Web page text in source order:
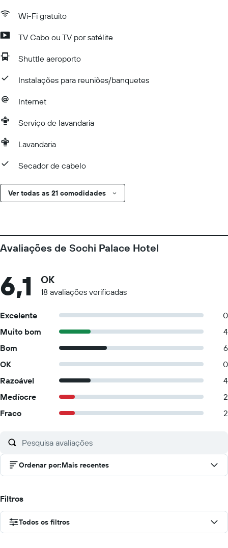
Wi-Fi gratuito
TV Cabo ou TV por satélite
Shuttle aeroporto
Instalações para reuniões/banquetes
Internet
Serviço de lavandaria
Lavandaria
Secador de cabelo
Ver todas as 21 comodidades
Avaliações de Sochi Palace Hotel
6,1 OK
18 avaliações verificadas
Excelente
0
Muito bom
4
Bom
6
OK
0
Razoável
4
Medíocre
2
Fraco
2
Ordenar por:Mais recentes
Filtros
Todos os filtros